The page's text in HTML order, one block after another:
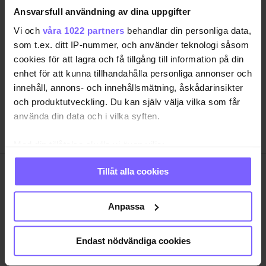
Ansvarsfull användning av dina uppgifter
Vi och våra 1022 partners behandlar din personliga data,
som t.ex. ditt IP-nummer, och använder teknologi såsom
cookies för att lagra och få tillgång till information på din
enhet för att kunna tillhandahålla personliga annonser och
innehåll, annons- och innehållsmätning, åskådarinsikter
och produktutveckling. Du kan själv välja vilka som får
använda din data och i vilka syften.
Med din tillåtelse skulle vi även vilja:
Samla in information om din geografiska plats
som kan ha en noggrannhet på upp till flera meter
Identifiera din enhet genom att aktivt skanna den
för specifika kännetecken (fingeravtryck)
Ta reda på mer om hur dina personliga uppgifter
Du kan ändra eller dra tillbaka ditt samtycke när som
helst från cookie-förklaringen.
Tillåt alla cookies
Anpassa
Endast nödvändiga cookies
LIVSSTIL
RESA
QRUISER
SHOP
ANNONSERA
VANLIGA FRÅGOR OCH SVAR
TIDNINGSARKIV
HÄR FINNS TIDNINGEN
INTEGRITETSPOLICY
egen röst med månadstidningen QX och
nyhetstidningen qx.se som bevakar det samhälle vi
lever i och den kultur och de människor vi bryr oss
om. I QX Shop finns en mängd identitetsstärkande
varor. Vi arrangerar i samarbete med andra aktörer
regelbundet event där QX-Galan utgör kronan på